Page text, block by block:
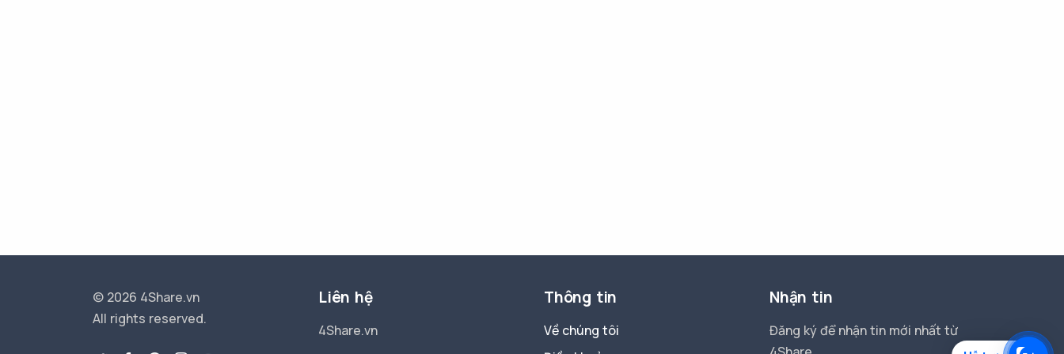
© 2026 4Share.vn
All rights reserved.
Liên hệ
4Share.vn
Thông tin
Về chúng tôi
Nhận tin
Đăng ký để nhận tin mới nhất từ